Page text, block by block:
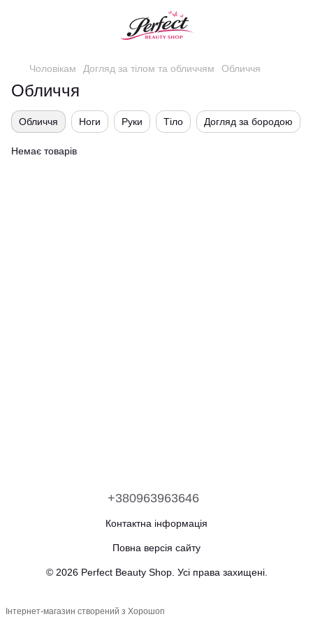
Чоловікам Догляд за тілом та обличчям Обличчя
Обличчя
Обличчя Ноги Руки Тіло Догляд за бородою
Немає товарів
+380963963646
Контактна інформація
Повна версія сайту
© 2026 Perfect Beauty Shop. Усі права захищені.
Інтернет-магазин створений з Хорошоп